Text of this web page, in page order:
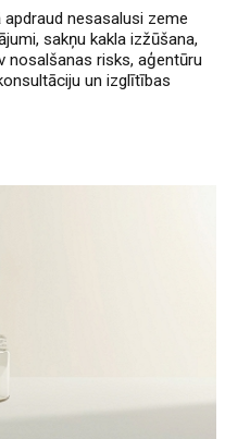
nesasalusi zeme
sakņu kakla izžūšana,
nosalšanas risks, aģentūru
un izglītības